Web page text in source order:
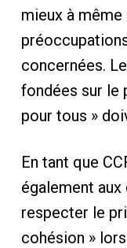
mieux à
concernées.
fondées sur le
pour tous »
En tant que
également
respecter le
cohésion »